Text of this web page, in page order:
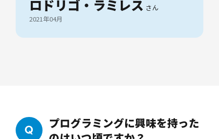
ロドリゴ・ラミレス さん
2021年04月
プログラミングに興味を持った